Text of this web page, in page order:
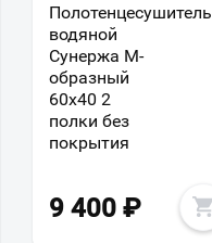
Полотенцесушитель
водяной
Сунержа М-
образный
60x40 2
полки без
покрытия
9 400 ₽